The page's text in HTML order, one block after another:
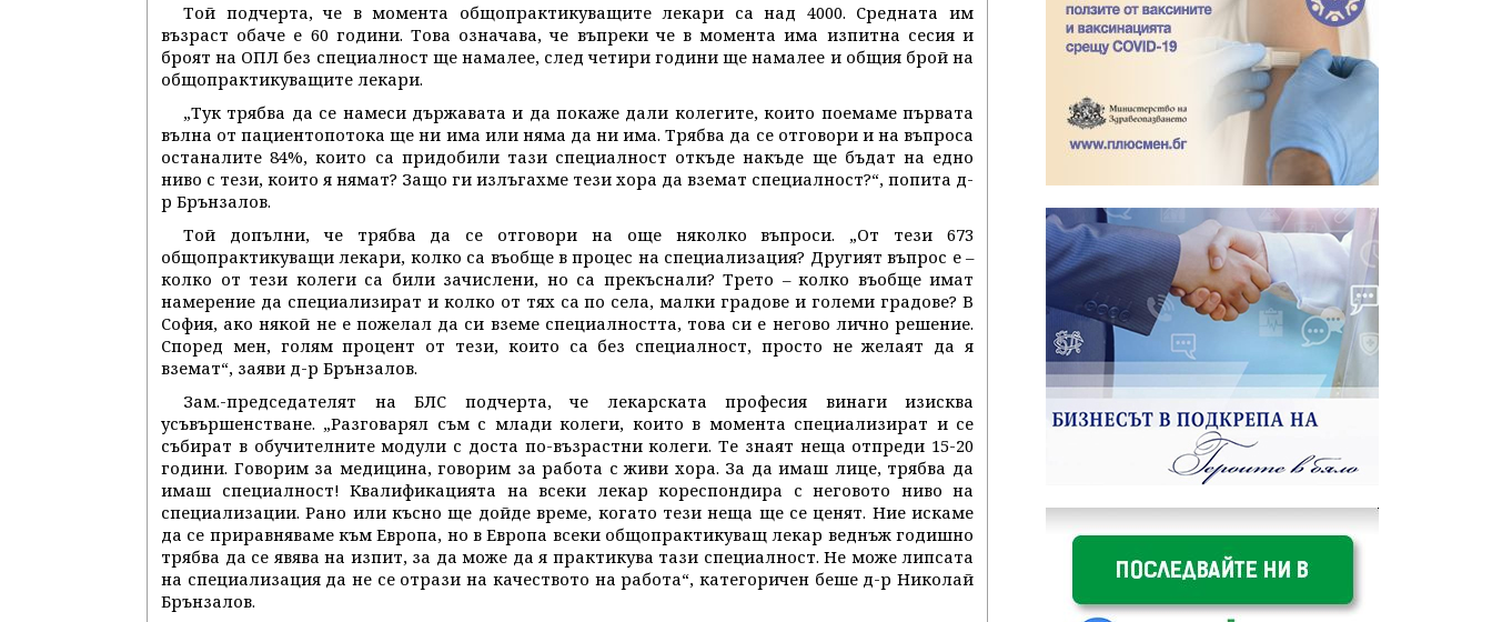
Той подчерта, че в момента общопрактикуващите лекари са над 4000. Средната им
възраст обаче е 60 години. Това означава, че въпреки че в момента има изпитна сесия и
броят на ОПЛ без специалност ще намалее, след четири години ще намалее и общия брой на
общопрактикуващите лекари.
„Тук трябва да се намеси държавата и да покаже дали колегите, които поемаме първата
вълна от пациентопотока ще ни има или няма да ни има. Трябва да се отговори и на въпроса
останалите 84%, които са придобили тази специалност откъде накъде ще бъдат на едно
ниво с тези, които я нямат? Защо ги излъгахме тези хора да вземат специалност?“, попита д-
р Брънзалов.
Той допълни, че трябва да се отговори на още няколко въпроси. „От тези 673
общопрактикуващи лекари, колко са въобще в процес на специализация? Другият въпрос е –
колко от тези колеги са били зачислени, но са прекъснали? Трето – колко въобще имат
намерение да специализират и колко от тях са по села, малки градове и големи градове? В
София, ако някой не е пожелал да си вземе специалността, това си е негово лично решение.
Според мен, голям процент от тези, които са без специалност, просто не желаят да я
вземат“, заяви д-р Брънзалов.
Зам.-председателят на БЛС подчерта, че лекарската професия винаги изисква
усъвършенстване. „Разговарял съм с млади колеги, които в момента специализират и се
събират в обучителните модули с доста по-възрастни колеги. Те знаят неща отпреди 15-20
години. Говорим за медицина, говорим за работа с живи хора. За да имаш лице, трябва да
имаш специалност! Квалификацията на всеки лекар кореспондира с неговото ниво на
специализации. Рано или късно ще дойде време, когато тези неща ще се ценят. Ние искаме
да се приравняваме към Европа, но в Европа всеки общопрактикуващ лекар веднъж годишно
трябва да се явява на изпит, за да може да я практикува тази специалност. Не може липсата
на специализация да не се отрази на качеството на работа“, категоричен беше д-р Николай
Брънзалов.